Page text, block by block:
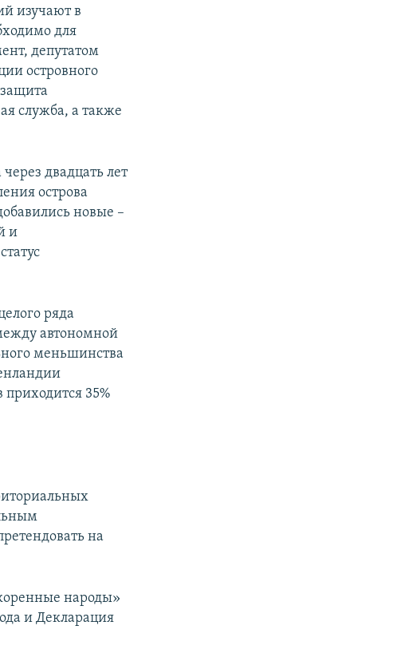
изучают в
для
депутатом
островного
служба, а также
двадцать лет
острова
новые –
и
ряда
автономной
меньшинства
35%
на
народы»
и Декларация